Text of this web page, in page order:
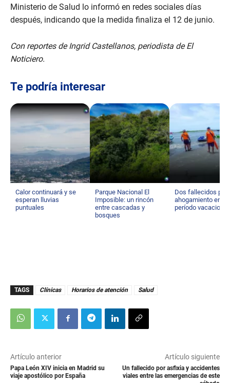
Ministerio de Salud lo informó en redes sociales días
después, indicando que la medida finaliza el 12 de junio.
Con reportes de Ingrid Castellanos, periodista de El
Noticiero.
Te podría interesar
Calor continuará y se
esperan lluvias
puntuales
Parque Nacional El
Imposible: un rincón
entre cascadas y
bosques
Dos fallecidos por
ahogamiento en
período vacacional
TAGS Clínicas Horarios de atención Salud
Artículo anterior
Papa León XIV inicia en Madrid su
viaje apostólico por España
Artículo siguiente
Un fallecido por asfixia y accidentes
viales entre las emergencias de este